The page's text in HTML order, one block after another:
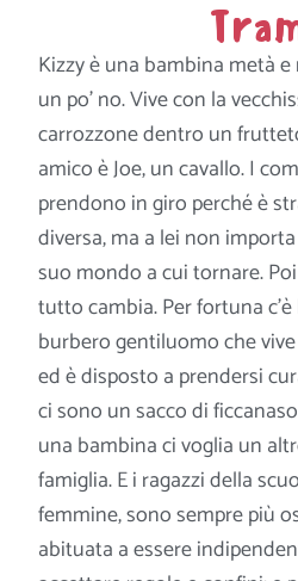
Kizzy è una bambina metà e
un po’ no. Vive con la
carrozzone dentro un
amico è Joe, un cavallo. I
prendono in giro perché è
diversa, ma a lei non
suo mondo a cui tornare.
tutto cambia. Per fortuna
burbero gentiluomo che
ed è disposto a prendersi
ci sono un sacco di
una bambina ci voglia un
famiglia. E i ragazzi della
femmine, sono sempre più
abituata a essere